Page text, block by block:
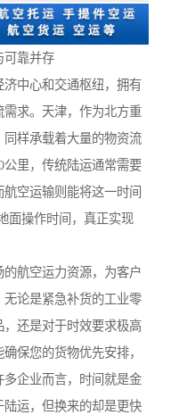
可靠并存
中心和交通枢纽，拥有
求。天津，作为北方重
样承载着大量的物资流
公里，传统陆运通常需要
空运输则能将这一时间
面操作时间，真正实现
航空运力资源，为客户
论是紧急补货的工业零
还是对于时效要求极高
保您的货物优先安排，
企业而言，时间就是金
运，但换来的却是更快